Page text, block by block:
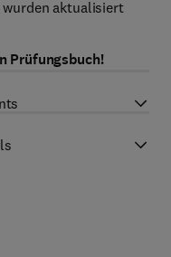
aktualisiert
Prüfungsbuch!